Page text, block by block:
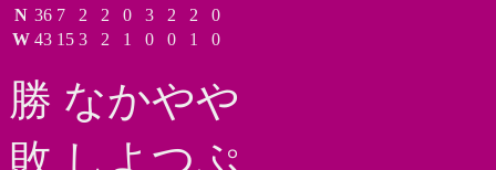
N 36 7 2 2 0 3 2 2
0
W 43 15 3 2 1 0 0 1 0
勝 なかやや
敗 しよつぷ